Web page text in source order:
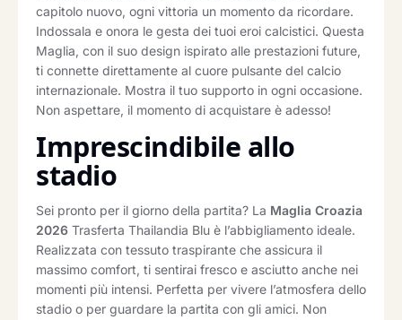
capitolo nuovo, ogni vittoria un momento da ricordare.
Indossala e onora le gesta dei tuoi eroi calcistici. Questa
Maglia, con il suo design ispirato alle prestazioni future,
ti connette direttamente al cuore pulsante del calcio
internazionale. Mostra il tuo supporto in ogni occasione.
Non aspettare, il momento di acquistare è adesso!
Imprescindibile allo
stadio
Sei pronto per il giorno della partita? La Maglia Croazia
2026 Trasferta Thailandia Blu è l’abbigliamento ideale.
Realizzata con tessuto traspirante che assicura il
massimo comfort, ti sentirai fresco e asciutto anche nei
momenti più intensi. Perfetta per vivere l’atmosfera dello
stadio o per guardare la partita con gli amici. Non